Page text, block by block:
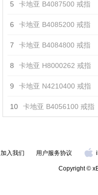
5 卡地亚 B4087500 戒指
6 卡地亚 B4085200 戒指
7 卡地亚 B4084800 戒指
8 卡地亚 H8000262 戒指
9 卡地亚 N4210400 戒指
10 卡地亚 B4056100 戒指
加入我们 用户服务协议
Copyright ©